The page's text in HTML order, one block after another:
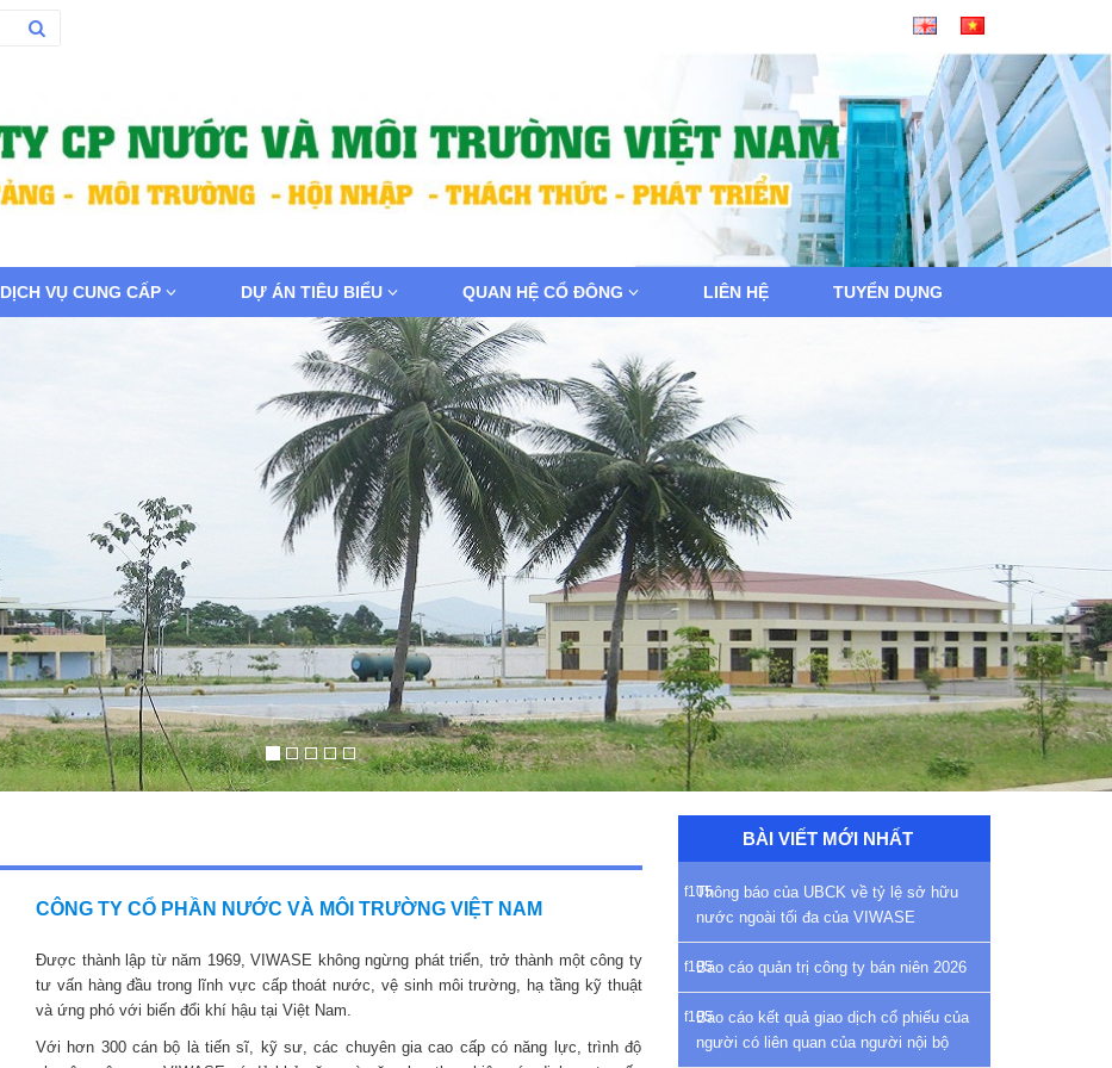
DỊCH VỤ CUNG CẤP DỰ ÁN TIÊU BIỂU QUAN HỆ CỔ ĐÔNG LIÊN HỆ TUYỂN DỤNG
CÔNG TY CỔ PHẦN NƯỚC VÀ MÔI TRƯỜNG VIỆT NAM
Được thành lập từ năm 1969, VIWASE không ngừng phát triển, trở thành một công ty
tư vấn hàng đầu trong lĩnh vực cấp thoát nước, vệ sinh môi trường, hạ tầng kỹ thuật
và ứng phó với biến đổi khí hậu tại Việt Nam.
Với hơn 300 cán bộ là tiến sĩ, kỹ sư, các chuyên gia cao cấp có năng lực, trình độ
BÀI VIẾT MỚI NHẤT
Thông báo của UBCK về tỷ lệ sở hữu
nước ngoài tối đa của VIWASE
Báo cáo quản trị công ty bán niên 2026
Báo cáo kết quả giao dịch cổ phiếu của
người có liên quan của người nội bộ